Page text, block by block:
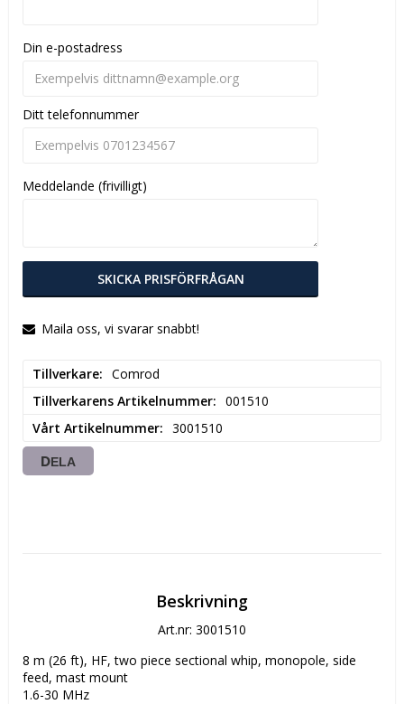
Din e-postadress
Ditt telefonnummer
Meddelande (frivilligt)
SKICKA PRISFÖRFRÅGAN
Maila oss, vi svarar snabbt!
Tillverkare
Comrod
Tillverkarens Artikelnummer
001510
Vårt Artikelnummer
3001510
DELA
Beskrivning
Art.nr: 3001510
8 m (26 ft), HF, two piece sectional whip, monopole, side
feed, mast mount
1.6-30 MHz